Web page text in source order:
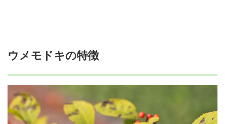
ウメモドキの特徴